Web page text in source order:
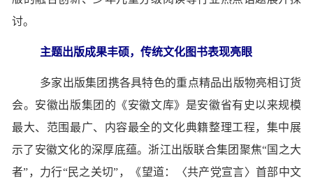
讨。
主题出版成果丰硕，传统文化图书表现亮眼
多家出版集团携各具特色的重点精品出版物亮相订货
会。安徽出版集团的《安徽文库》是安徽省有史以来规模
最大、范围最广、内容最全的文化典籍整理工程，集中展
示了安徽文化的深厚底蕴。浙江出版联合集团聚焦“国之大
者”，力行“民之关切”，《望道：〈共产党宣言〉首部中文